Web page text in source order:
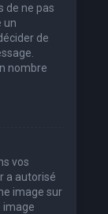
de ne pas
un
de
nombre
vos
a autorisé
image sur
image